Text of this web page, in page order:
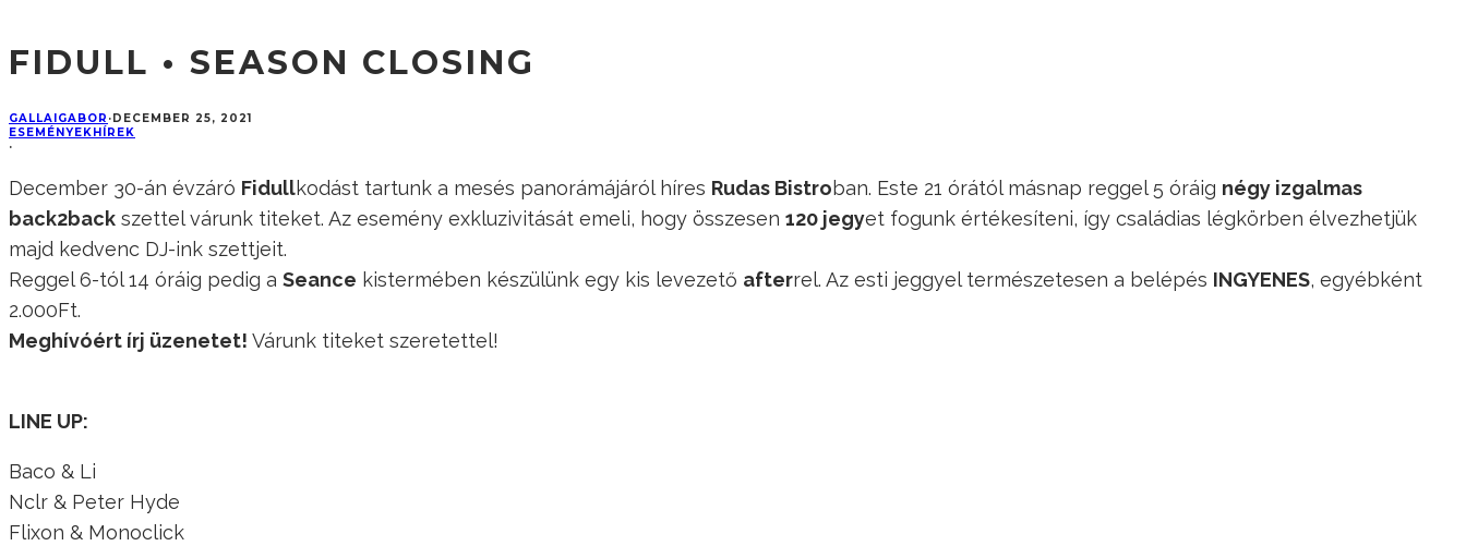
FIDULL • SEASON CLOSING
GALLAIGABOR · DECEMBER 25, 2021
ESEMÉNYEK HÍREK
·
December 30-án évzáró Fidullkodást tartunk a mesés panorámájáról híres Rudas Bistroban. Este 21 órától másnap reggel 5 óráig négy izgalmas
back2back szettel várunk titeket. Az esemény exkluzivitását emeli, hogy összesen 120 jegyet fogunk értékesíteni, így családias légkörben élvezhetjük
majd kedvenc DJ-ink szettjeit.
Reggel 6-tól 14 óráig pedig a Seance kistermében készülünk egy kis levezető afterrel. Az esti jeggyel természetesen a belépés INGYENES, egyébként
2.000Ft.
Meghívóért írj üzenetet! Várunk titeket szeretettel!
LINE UP:
Baco & Li
Nclr & Peter Hyde
Flixon & Monoclick